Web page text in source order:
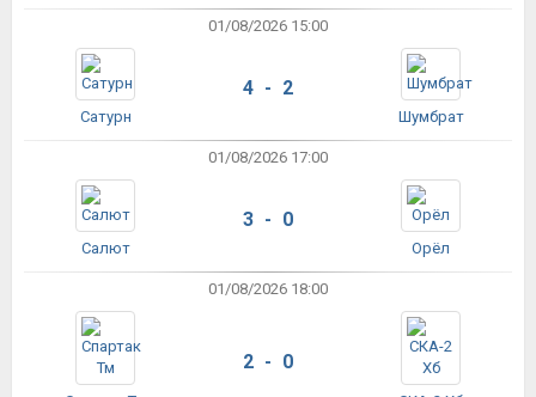
01/08/2026 15:00
Сатурн
4 - 2
Шумбрат
01/08/2026 17:00
Салют
3 - 0
Орёл
01/08/2026 18:00
2 - 0